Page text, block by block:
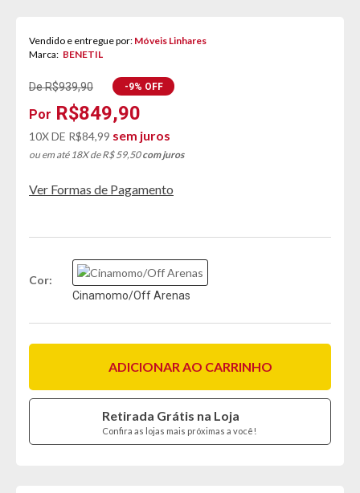
Vendido e entregue por: Móveis Linhares
Marca: BENETIL
De R$939,90
R$849,90
-9% OFF
10X DE R$84,99 sem juros
ou em até 18X de R$ 59,50com juros
Ver Formas de Pagamento
Cor
Cinamomo/Off Arenas
ADICIONAR AO CARRINHO
Retirada Grátis na Loja
Confira as lojas mais próximas a você!